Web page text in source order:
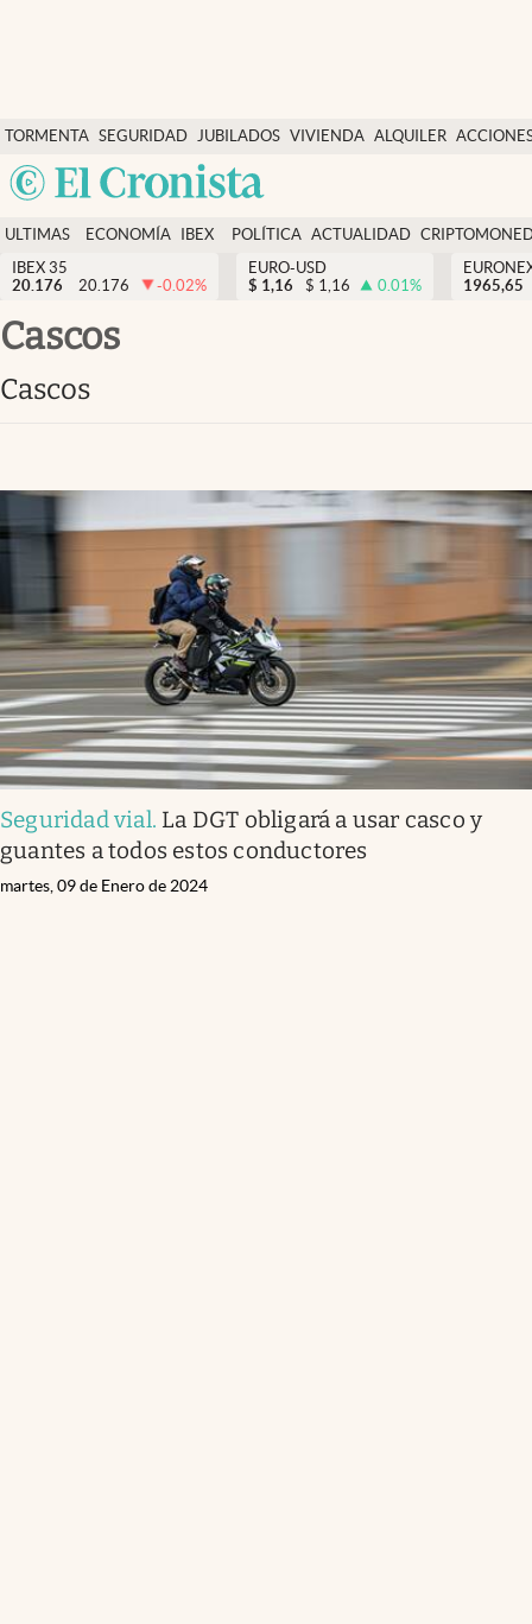
TORMENTA SEGURIDAD
SOCIAL
JUBILADOS VIVIENDA ALQUILER
USA
Economía y finanzas
Política
Actualidad
Criptomonedas
España
ULTIMAS
NOTICIAS
ECONOMÍA
FINANZAS
IBEX
EURO
POLÍTICA ACTUALIDAD
IBEX 35
20.176
20.176 -0.02%
EURO-USD
$ 1,16 $ 1,16 0.01%
1965,65
Cascos
Cascos
Seguridad vial. La DGT obligará a usar casco y
guantes a todos estos conductores
martes, 09 de Enero de 2024